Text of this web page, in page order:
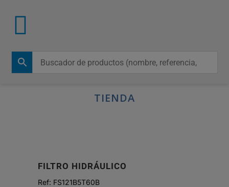
TIENDA
FILTRO HIDRÁULICO
Ref: FS121B5T60B